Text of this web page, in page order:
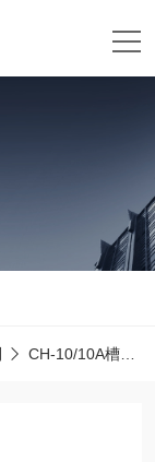
CH-10/10A槽型混合机